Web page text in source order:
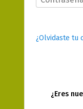
¿Olvidaste tu
¿Eres